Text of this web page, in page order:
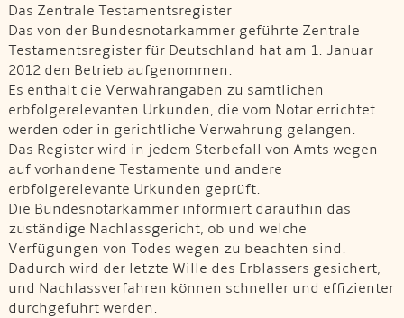
Das Zentrale Testamentsregister
Das von der Bundesnotarkammer geführte Zentrale
Testamentsregister für Deutschland hat am 1. Januar
2012 den Betrieb aufgenommen.
Es enthält die Verwahrangaben zu sämtlichen
erbfolgerelevanten Urkunden, die vom Notar errichtet
werden oder in gerichtliche Verwahrung gelangen.
Das Register wird in jedem Sterbefall von Amts wegen
auf vorhandene Testamente und andere
erbfolgerelevante Urkunden geprüft.
Die Bundesnotarkammer informiert daraufhin das
zuständige Nachlassgericht, ob und welche
Verfügungen von Todes wegen zu beachten sind.
Dadurch wird der letzte Wille des Erblassers gesichert,
und Nachlassverfahren können schneller und effizienter
durchgeführt werden.